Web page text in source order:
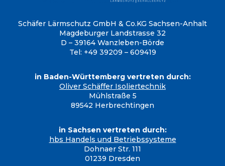
Schäfer Lärmschutz GmbH & Co.KG Sachsen-Anhalt
Magdeburger Landstrasse 32
D – 39164 Wanzleben-Börde
Tel: +49 39209 – 609419
in Baden-Württemberg vertreten durch:
Oliver Schäffer Isoliertechnik
Mühlstraße 5
89542 Herbrechtingen
in Sachsen vertreten durch:
hbs Handels und Betriebssysteme
Dohnaer Str. 111
01239 Dresden